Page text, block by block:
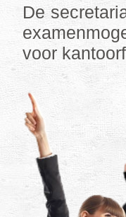
De
voor